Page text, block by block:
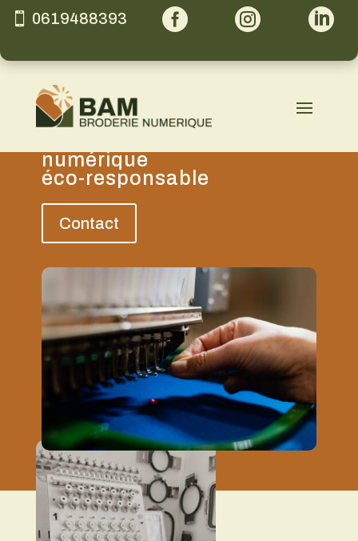
0619488393   
numérique
éco-responsable
Contact